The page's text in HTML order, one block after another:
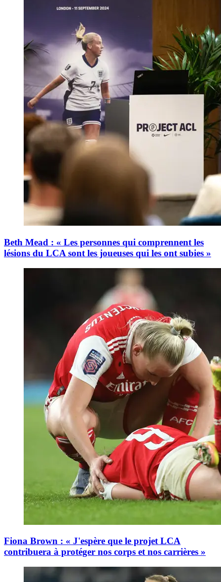
Beth Mead : « Les personnes qui comprennent les
lésions du LCA sont les joueuses qui les ont subies »
Fiona Brown : « J'espère que le projet LCA
contribuera à protéger nos corps et nos carrières »